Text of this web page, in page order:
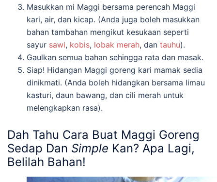
Masukkan mi Maggi bersama perencah Maggi
kari, air, dan kicap. (Anda juga boleh masukkan
bahan tambahan mengikut kesukaan seperti
sayur sawi, kobis, lobak merah, dan tauhu).
Gaulkan semua bahan sehingga rata dan masak.
Siap! Hidangan Maggi goreng kari mamak sedia
dinikmati. (Anda boleh hidangkan bersama limau
kasturi, daun bawang, dan cili merah untuk
melengkapkan rasa).
Dah Tahu Cara Buat Maggi Goreng
Sedap Dan Simple Kan? Apa Lagi,
Belilah Bahan!